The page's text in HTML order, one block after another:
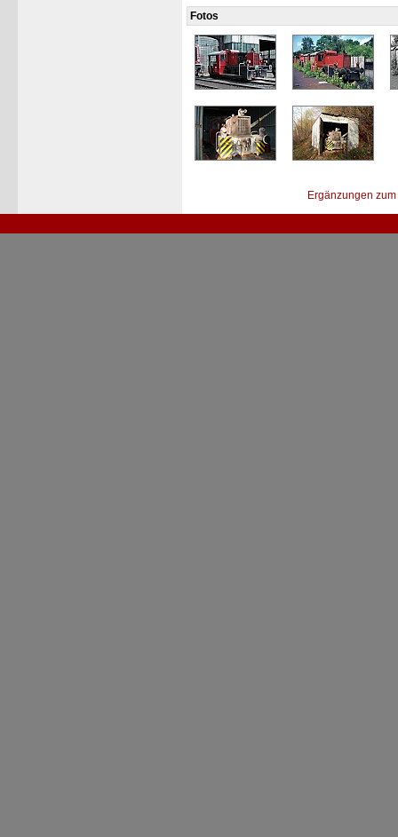
Fotos
Ergänzungen